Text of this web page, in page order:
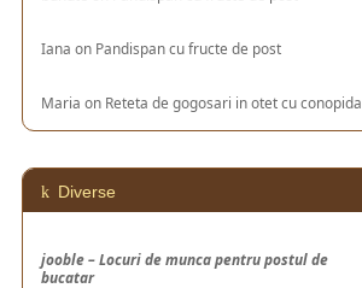
Iana on Pandispan cu fructe de post
Maria on Reteta de gogosari in otet cu conopida
Diverse
jooble – Locuri de munca pentru postul de
bucatar